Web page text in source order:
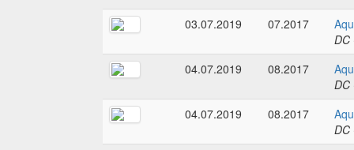
03.07.2019
07.2017
DC
04.07.2019
08.2017
DC
04.07.2019
08.2017
DC